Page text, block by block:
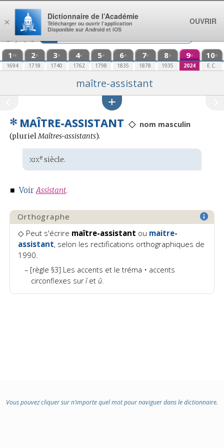
Aller au contenu
1 re
1694
2e
1718
3e
1740
4e
1762
5e
1798
6e
1835
7e
1878
8e
1935
9e
2024
10e
E.C.
maître-assistant
✻ MAÎTRE-ASSISTANT ◇ nom masculin
(plurielMaîtres-assistants).
Étymologie
:
xixesiècle.
■VoirAssistant.
Orthographe
◇ Peut s'écrire maître-assistant ou maitre-
assistant, selon les rectifications orthographiques de
1990.
[règle §3] Les accents et le tréma • accents
circonflexes surîetû
Vous pouvez cliquer sur n’importe quel mot pour naviguer dans le dictionnaire.
×
Dictionnaire de l’Académie
Télécharger ou ouvrir l’application
Disponible sur Android et iOS
OUVRIR